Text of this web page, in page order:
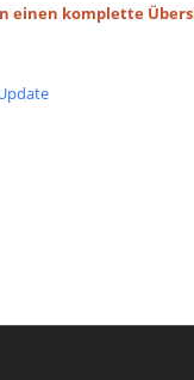
einen komplette